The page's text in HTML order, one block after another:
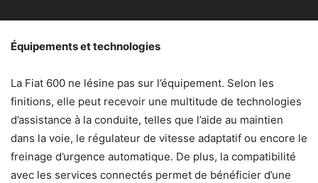
Équipements et technologies
La Fiat 600 ne lésine pas sur l’équipement. Selon les
finitions, elle peut recevoir une multitude de technologies
d’assistance à la conduite, telles que l’aide au maintien
dans la voie, le régulateur de vitesse adaptatif ou encore le
freinage d’urgence automatique. De plus, la compatibilité
avec les services connectés permet de bénéficier d’une